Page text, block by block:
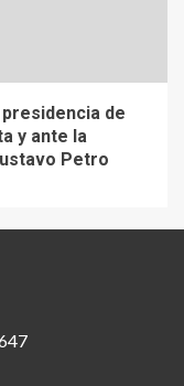
de
y ante la
Petro